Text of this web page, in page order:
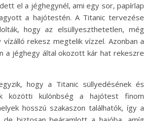
el a jéghegynél, ami egy sor, papírlap
a hajótestén. A Titanic tervezése
hogy az elsüllyeszthetetlen, még
vízálló rekesz megtelik vízzel. Azonban a
a jéghegy által okozott kár hat rekeszre
hogy a Titanic süllyedésének és
közötti különbség a hajótest finom
hosszú szakaszon találhatók, így a